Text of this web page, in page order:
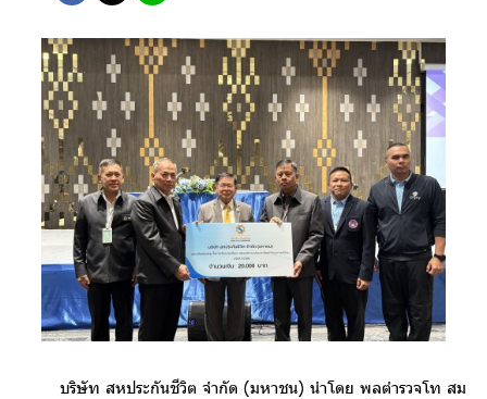
บริษัท สหประกันชีวิต จำกัด (มหาชน) นำโดย พลตำรวจโท สม